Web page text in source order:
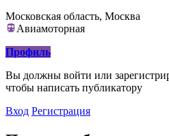
Московская область, Москва
Авиамоторная
Профиль
Вы должны войти или
чтобы написать публикатору
Вход Регистрация